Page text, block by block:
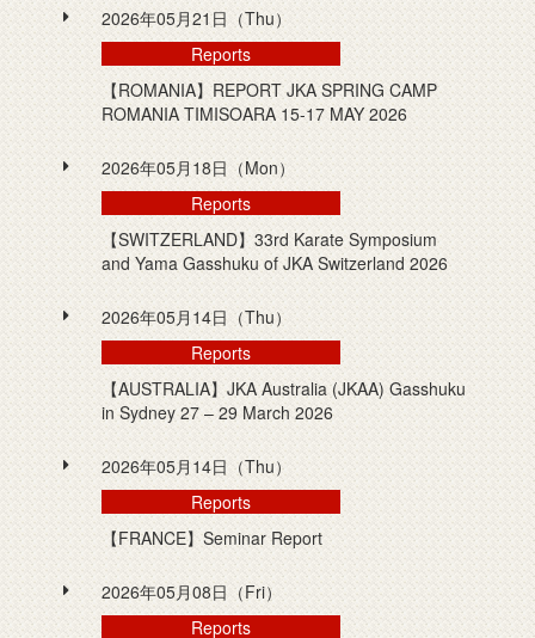
2026年05月21日（Thu）
Reports
【ROMANIA】REPORT JKA SPRING CAMP
ROMANIA TIMISOARA 15-17 MAY 2026
2026年05月18日（Mon）
Reports
【SWITZERLAND】33rd Karate Symposium
and Yama Gasshuku of JKA Switzerland 2026
2026年05月14日（Thu）
Reports
【AUSTRALIA】JKA Australia (JKAA) Gasshuku
in Sydney 27 – 29 March 2026
2026年05月14日（Thu）
Reports
【FRANCE】Seminar Report
2026年05月08日（Fri）
Reports